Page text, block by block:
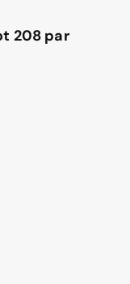
208 par